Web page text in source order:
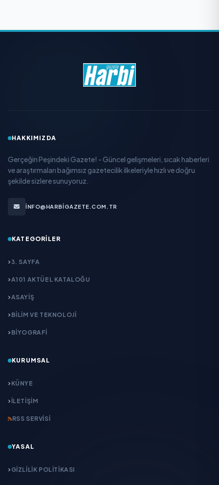
HAKKIMIZDA
Gerçeğin Peşindeki Gazete! - Güncel gelişmeleri, sıcak haberleri
ve araştırmaları bağımsız gazetecilik ilkeleriyle hızlı ve doğru
şekilde sizlere sunuyoruz.
INFO@HARBIGAZETE.COM.TR
KATEGORILER
3. SAYFA
A101 AKTÜEL KATALOĞU
ASAYİŞ
BİLİM VE TEKNOLOJİ
BİYOGRAFİ
KURUMSAL
KÜNYE
İLETIŞIM
RSS SERVISI
YASAL
GIZLILIK POLITIKASI